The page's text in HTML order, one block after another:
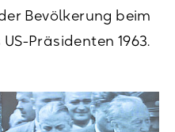
Bevölkerung beim
Präsidenten 1963.